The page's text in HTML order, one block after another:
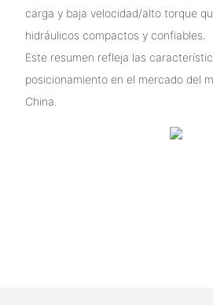
carga y baja velocidad/alto torque
hidráulicos compactos y confiables.
Este resumen refleja las
posicionamiento en el mercado del
China.